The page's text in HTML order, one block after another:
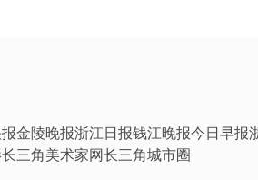
金陵晚报浙江日报钱江晚报今日早报
长三角美术家网长三角城市圈